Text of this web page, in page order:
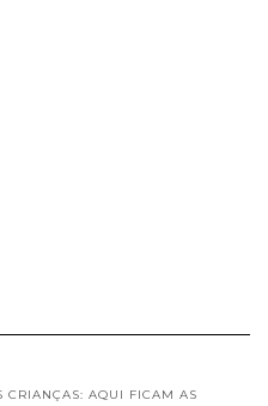
CRIANÇAS: AQUI FICAM AS